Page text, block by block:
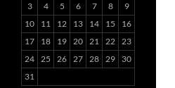
3
4 5 6 7 8
9
10
11 12 13 14 15
16
17
18 19 20 21 22 23
24 25 26 27 28 29
30
31